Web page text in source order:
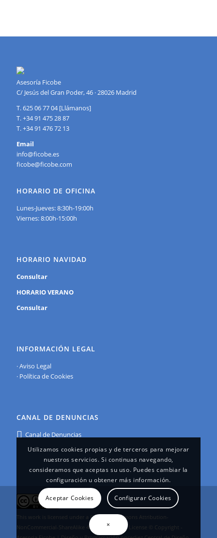
Asesoría Ficobe
C/ Jesús del Gran Poder, 46 · 28026 Madrid
T. 625 06 77 04 [Llámanos]
T. +34 91 475 28 87
T. +34 91 476 72 13
Email
info@ficobe.es
ficobe@ficobe.com
HORARIO DE OFICINA
Lunes-Jueves: 8:30h-19:00h
Viernes: 8:00h-15:00h
HORARIO NAVIDAD
Consultar
HORARIO VERANO
Consultar
INFORMACIÓN LEGAL
·Aviso Legal
· Política de Cookies
CANAL DE DENUNCIAS
Canal de Denuncias
This work is licensed under a Creative Commons Attribution-
NonCommercial-ShareAlike 4.0 International License
© Copyright -
Utilizamos cookies propias y de terceros para mejorar
nuestros servicios. Si continuas navegando,
consideramos que aceptas su uso. Puedes cambiar la
configuración u obtener más información.
Aceptar Cookies Configurar Cookies
×